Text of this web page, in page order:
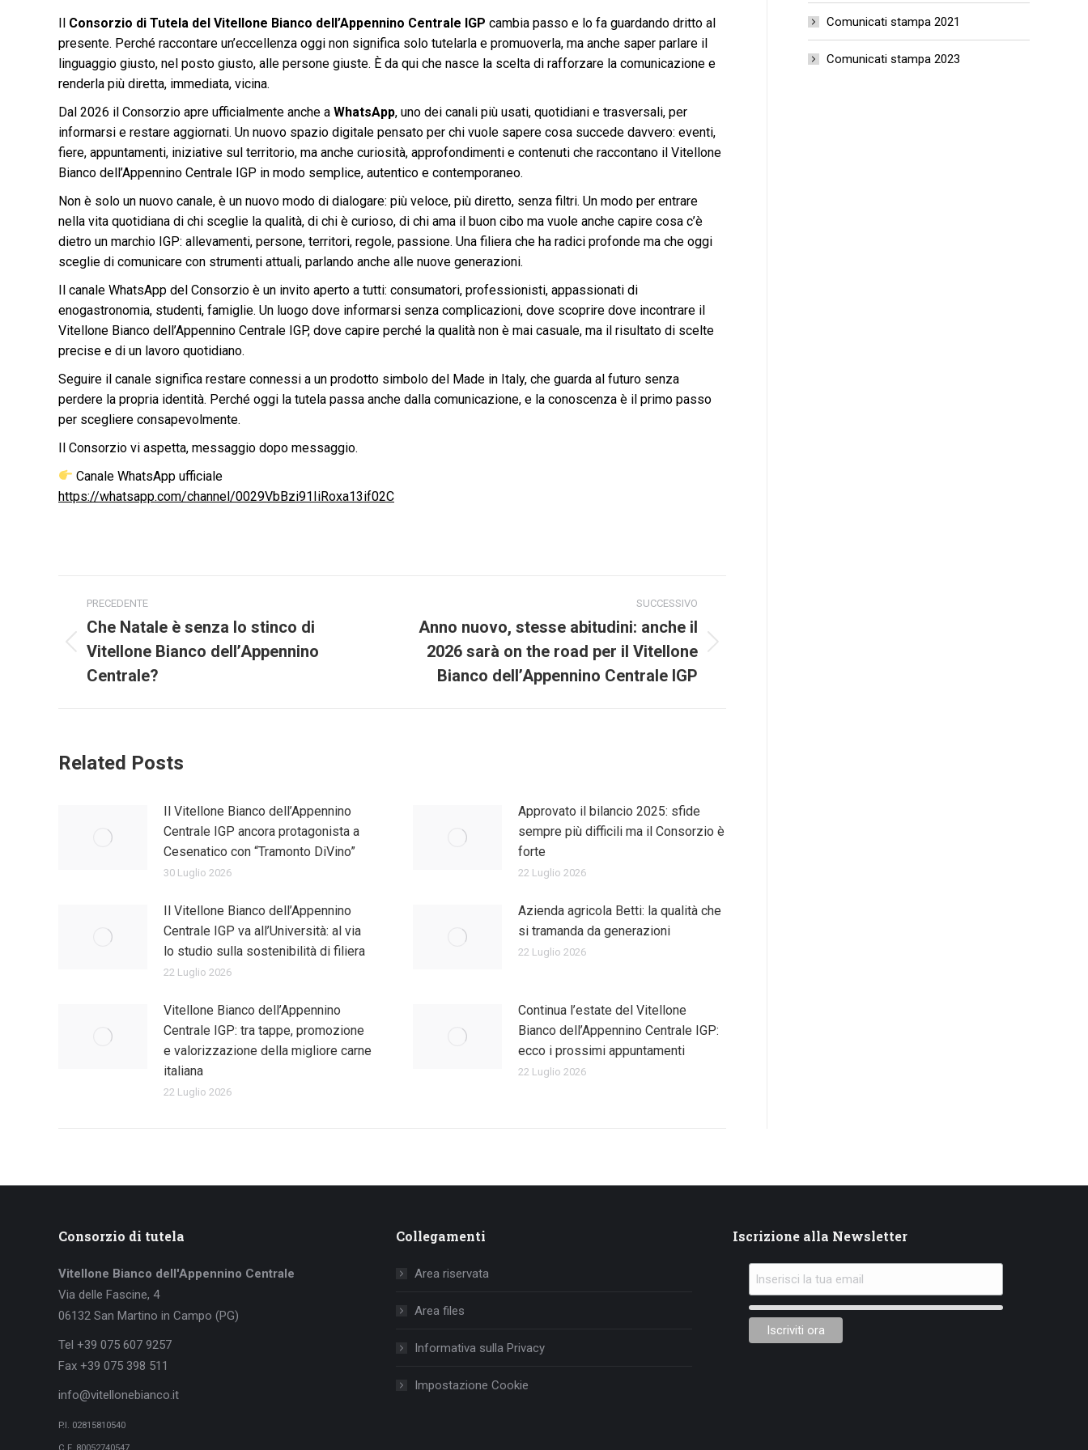
Il Consorzio di Tutela del Vitellone Bianco dell’Appennino Centrale IGP cambia passo e lo fa guardando dritto al
presente. Perché raccontare un’eccellenza oggi non significa solo tutelarla e promuoverla, ma anche saper parlare il
linguaggio giusto, nel posto giusto, alle persone giuste. È da qui che nasce la scelta di rafforzare la comunicazione e
renderla più diretta, immediata, vicina.
Dal 2026 il Consorzio apre ufficialmente anche a WhatsApp, uno dei canali più usati, quotidiani e trasversali, per
informarsi e restare aggiornati. Un nuovo spazio digitale pensato per chi vuole sapere cosa succede davvero: eventi,
fiere, appuntamenti, iniziative sul territorio, ma anche curiosità, approfondimenti e contenuti che raccontano il Vitellone
Bianco dell’Appennino Centrale IGP in modo semplice, autentico e contemporaneo.
Non è solo un nuovo canale, è un nuovo modo di dialogare: più veloce, più diretto, senza filtri. Un modo per entrare
nella vita quotidiana di chi sceglie la qualità, di chi è curioso, di chi ama il buon cibo ma vuole anche capire cosa c’è
dietro un marchio IGP: allevamenti, persone, territori, regole, passione. Una filiera che ha radici profonde ma che oggi
sceglie di comunicare con strumenti attuali, parlando anche alle nuove generazioni.
Il canale WhatsApp del Consorzio è un invito aperto a tutti: consumatori, professionisti, appassionati di
enogastronomia, studenti, famiglie. Un luogo dove informarsi senza complicazioni, dove scoprire dove incontrare il
Vitellone Bianco dell’Appennino Centrale IGP, dove capire perché la qualità non è mai casuale, ma il risultato di scelte
precise e di un lavoro quotidiano.
Seguire il canale significa restare connessi a un prodotto simbolo del Made in Italy, che guarda al futuro senza
perdere la propria identità. Perché oggi la tutela passa anche dalla comunicazione, e la conoscenza è il primo passo
per scegliere consapevolmente.
Il Consorzio vi aspetta, messaggio dopo messaggio.
Canale WhatsApp ufficiale
https://whatsapp.com/channel/0029VbBzi91IiRoxa13if02C
Naviga
tra
PRECEDENTE
Post
precedente:
Che Natale è senza lo stinco di
Vitellone Bianco dell’Appennino
Centrale?
SUCCESSIVO
Prossimo
post:
Anno nuovo, stesse abitudini: anche il
2026 sarà on the road per il Vitellone
Bianco dell’Appennino Centrale IGP
Related Posts
Il Vitellone Bianco dell’Appennino
Centrale IGP ancora protagonista a
Cesenatico con “Tramonto DiVino”
30 Luglio 2026
Approvato il bilancio 2025: sfide
sempre più difficili ma il Consorzio è
forte
22 Luglio 2026
Il Vitellone Bianco dell’Appennino
Centrale IGP va all’Università: al via
lo studio sulla sostenibilità di filiera
22 Luglio 2026
Azienda agricola Betti: la qualità che
si tramanda da generazioni
22 Luglio 2026
Vitellone Bianco dell’Appennino
Centrale IGP: tra tappe, promozione
e valorizzazione della migliore carne
italiana
22 Luglio 2026
Continua l’estate del Vitellone
Bianco dell’Appennino Centrale IGP:
ecco i prossimi appuntamenti
22 Luglio 2026
Comunicati stampa 2021
Comunicati stampa 2023
Consorzio di tutela
Vitellone Bianco dell'Appennino Centrale
Via delle Fascine, 4
06132 San Martino in Campo (PG)
Tel +39 075 607 9257
Fax +39 075 398 511
info@vitellonebianco.it
P.I. 02815810540
C.F. 80052740547
Collegamenti
Area riservata
Area files
Informativa sulla Privacy
Impostazione Cookie
Iscrizione alla Newsletter